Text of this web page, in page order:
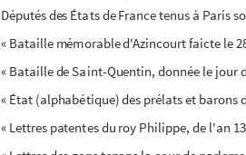
Députés des États de France tenus à Paris
« Bataille mémorable d'Azincourt faicte le
« Bataille de Saint-Quentin, donnée le jour
« État (alphabétique) des prélats et
« Lettres patentes du roy Philippe, de l'an